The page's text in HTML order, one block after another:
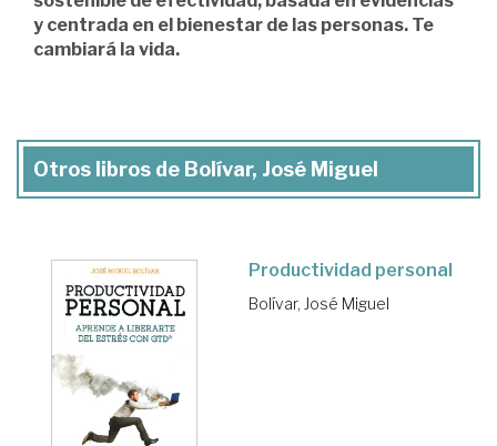
y centrada en el bienestar de las personas. Te
cambiará la vida.
Otros libros de Bolívar, José Miguel
Productividad personal
Bolívar, José Miguel